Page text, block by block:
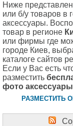
Ниже
или б/у товаров в
аксессуары.
товар в регионе
или фирмы где
городе Киев,
каталоге сайтов
Если у Вас есть
разместить
фото
РАЗМЕСТИТЬ